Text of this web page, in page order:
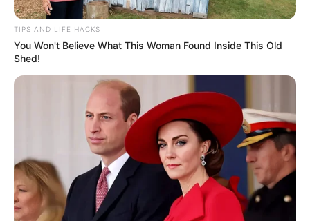
(foto: 40plusstyle)
TIPS AND LIFE HACKS
You Won't Believe What This Woman Found Inside This Old
Shed!